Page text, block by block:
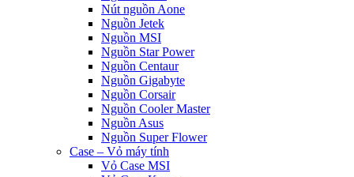
Nút nguồn Aone
Nguồn Jetek
Nguồn MSI
Nguồn Star Power
Nguồn Centaur
Nguồn Gigabyte
Nguồn Corsair
Nguồn Cooler Master
Nguồn Asus
Nguồn Super Flower
Case – Vỏ máy tính
Vỏ Case MSI